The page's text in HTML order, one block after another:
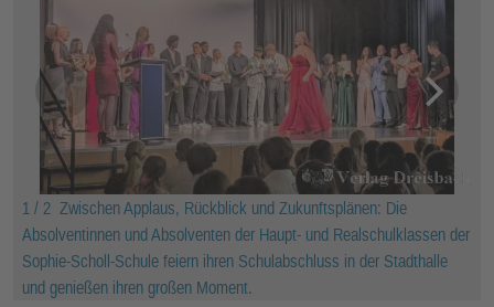
1 / 2 Zwischen Applaus, Rückblick und Zukunftsplänen: Die
Absolventinnen und Absolventen der Haupt- und Realschulklassen der
Sophie-Scholl-Schule feiern ihren Schulabschluss in der Stadthalle
und genießen ihren großen Moment.